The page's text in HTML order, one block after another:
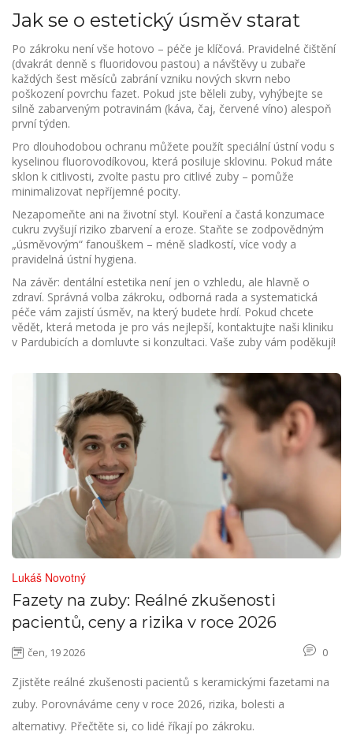
Jak se o estetický úsměv starat
Po zákroku není vše hotovo – péče je klíčová. Pravidelné čištění
(dvakrát denně s fluoridovou pastou) a návštěvy u zubaře
každých šest měsíců zabrání vzniku nových skvrn nebo
poškození povrchu fazet. Pokud jste běleli zuby, vyhýbejte se
silně zabarveným potravinám (káva, čaj, červené víno) alespoň
první týden.
Pro dlouhodobou ochranu můžete použít speciální ústní vodu s
kyselinou fluorovodíkovou, která posiluje sklovinu. Pokud máte
sklon k citlivosti, zvolte pastu pro citlivé zuby – pomůže
minimalizovat nepříjemné pocity.
Nezapomeňte ani na životní styl. Kouření a častá konzumace
cukru zvyšují riziko zbarvení a eroze. Staňte se zodpovědným
„úsměvovým“ fanouškem – méně sladkostí, více vody a
pravidelná ústní hygiena.
Na závěr: dentální estetika není jen o vzhledu, ale hlavně o
zdraví. Správná volba zákroku, odborná rada a systematická
péče vám zajistí úsměv, na který budete hrdí. Pokud chcete
vědět, která metoda je pro vás nejlepší, kontaktujte naši kliniku
v Pardubicích a domluvte si konzultaci. Vaše zuby vám poděkují!
Lukáš Novotný
Fazety na zuby: Reálné zkušenosti
pacientů, ceny a rizika v roce 2026
čen, 19 2026 0
Zjistěte reálné zkušenosti pacientů s keramickými fazetami na
zuby. Porovnáváme ceny v roce 2026, rizika, bolesti a
alternativy. Přečtěte si, co lidé říkají po zákroku.